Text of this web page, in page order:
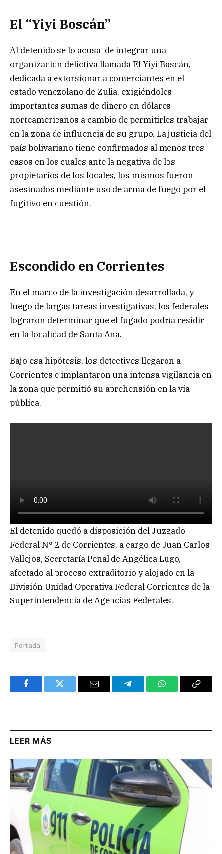
El “Yiyi Boscán”
Al detenido se lo acusa de integrar una
organización delictiva llamada El Yiyi Boscán,
dedicada a extorsionar a comerciantes en el
estado venezolano de Zulia, exigiéndoles
importantes sumas de dinero en dólares
norteamericanos a cambio de permitirles trabajar
en la zona de influencia de su grupo. La justicia del
país bolivariano tiene confirmados al menos tres
casos en los cuales ante la negativa de los
propietarios de los locales, los mismos fueron
asesinados mediante uso de arma de fuego por el
fugitivo en cuestión.
Escondido en Corrientes
En el marco de la investigación desarrollada, y
luego de largas tareas investigativas, los federales
lograron determinar que el fugado podría residir
en la localidad de Santa Ana.
Bajo esa hipótesis, los detectives llegaron a
Corrientes e implantaron una intensa vigilancia en
la zona que permitió su aprehensión en la vía
pública.
El detenido quedó a disposición del Juzgado
Federal N° 2 de Corrientes, a cargo de Juan Carlos
Vallejos, Secretaría Penal de Angélica Lugo,
afectado al proceso extraditorio y alojado en la
División Unidad Operativa Federal Corrientes de la
Superintendencia de Agencias Federales.
Portada
FacebookTwitter Email TelegramWhatsAppCopy
LEER MÁS